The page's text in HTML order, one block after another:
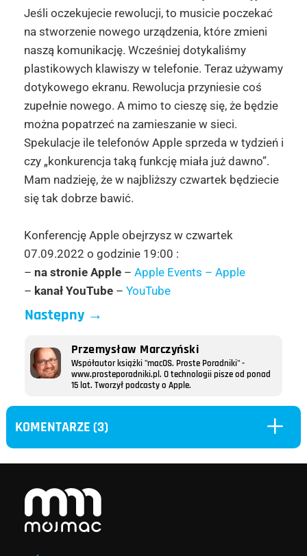
Jeśli oczekujecie rewolucji, to musicie poczekać
na stworzenie nowego urządzenia, które zmieni
naszą komunikację. Wcześniej dotykaliśmy
plastikowych klawiszy w telefonie. Teraz używamy
dotykowego ekranu. Rewolucja przyniesie coś
zupełnie nowego. A mimo to cieszę się, że będzie
można popatrzeć na zamieszanie w sieci.
Spekulacje ile telefonów Apple sprzeda w tydzień i
czy „konkurencja taką funkcję miała już dawno”.
Mam nadzieję, że w najbliższy czwartek będziecie
się tak dobrze bawić.
Konferencję Apple obejrzysz w czwartek
07.09.2022 o godzinie 19:00 :
– na stronie Apple– Apple Events – Apple
– kanał YouTube– YouTube
Następny→
Przemysław Marczyński
Współautor książki "macOS. Proste Poradniki" -
www.prosteporadniki.pl. O technologii pisze od ponad
15 lat. Tworzył podcasty o Apple.
KOMENTARZE (3) L